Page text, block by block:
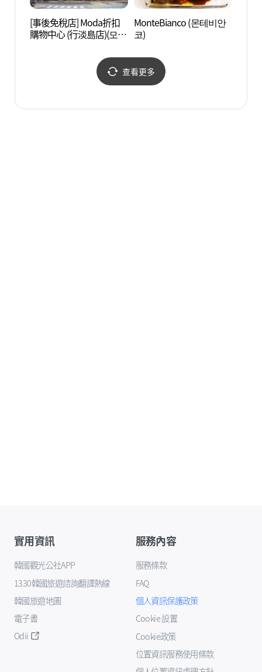
[事後免稅店] Moda折扣
購物中心 (行淡島店)(모다
MonteBianco (몬테비안
코)
查看更多
實用資訊
韓國觀光公社APP
1330韓國旅遊諮詢翻譯熱線
韓國旅遊地圖
電子書
Odii
服務內容
服務條款
FAQ
個人資訊保護政策
Cookie 設置
Cookie政策
位置資訊服務使用條款